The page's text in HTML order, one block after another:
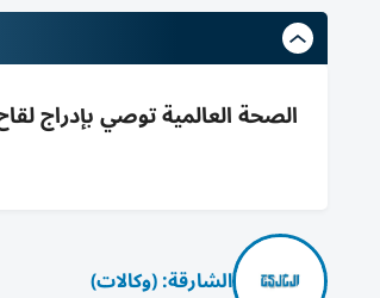
الصحة العالمية توصي بإدراج
الشارقة: (وكالات)